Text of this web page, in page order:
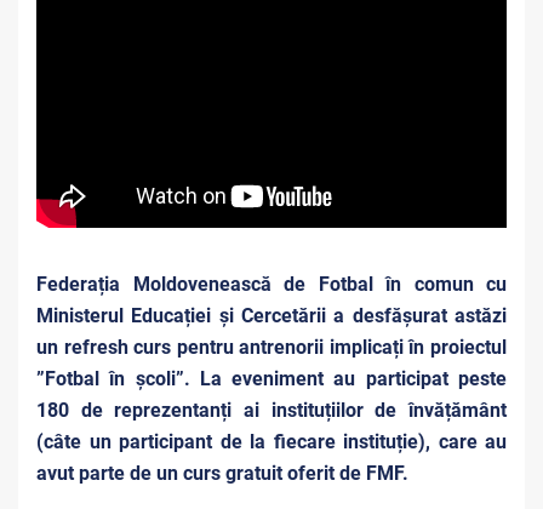
Federația Moldovenească de Fotbal în comun cu
Ministerul Educației și Cercetării a desfășurat astăzi
un refresh curs pentru antrenorii implicați în proiectul
”Fotbal în școli”. La eveniment au participat peste
180 de reprezentanți ai instituțiilor de învățământ
(câte un participant de la fiecare instituție), care au
avut parte de un curs gratuit oferit de FMF.